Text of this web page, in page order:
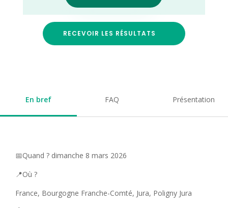
RECEVOIR LES RÉSULTATS
En bref FAQ Présentation
📅Quand ? dimanche 8 mars 2026
📍Où ?
France, Bourgogne Franche-Comté, Jura, Poligny Jura